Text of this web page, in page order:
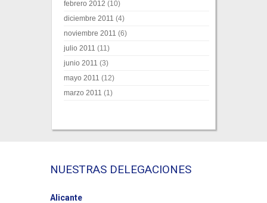
febrero 2012 (10)
diciembre 2011 (4)
noviembre 2011 (6)
julio 2011 (11)
junio 2011 (3)
mayo 2011 (12)
marzo 2011 (1)
NUESTRAS DELEGACIONES
Alicante